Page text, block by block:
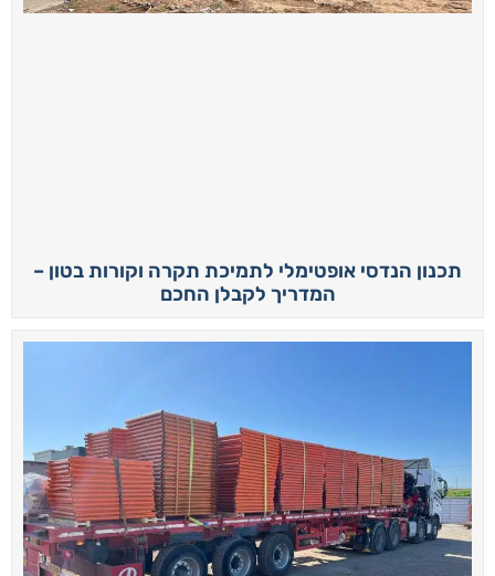
תכנון הנדסי אופטימלי לתמיכת תקרה וקורות בטון –
המדריך לקבלן החכם